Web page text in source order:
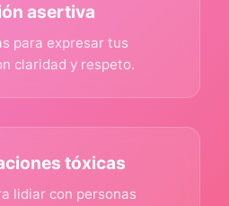
asertiva
para expresar tus
claridad y respeto.
tóxicas
lidiar con personas